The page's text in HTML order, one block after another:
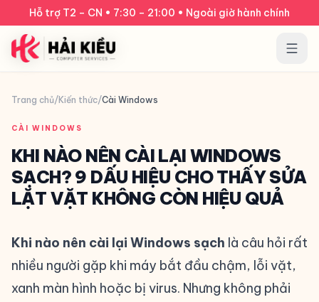
Bỏ qua điều hướng
Hỗ trợ T2 – CN • 7:30 – 21:00 • Ngoài giờ hành chính
Trang chủ/Kiến thức/Cài Windows
CÀI WINDOWS
KHI NÀO NÊN CÀI LẠI WINDOWS
SẠCH? 9 DẤU HIỆU CHO THẤY SỬA
LẶT VẶT KHÔNG CÒN HIỆU QUẢ
Khi nào nên cài lại Windows sạch là câu hỏi rất
nhiều người gặp khi máy bắt đầu chậm, lỗi vặt,
xanh màn hình hoặc bị virus. Nhưng không phải